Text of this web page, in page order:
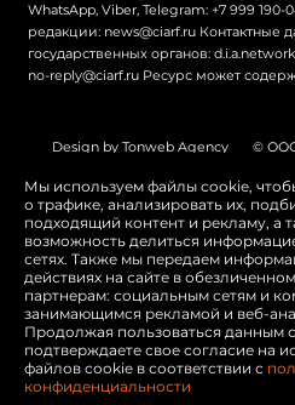
WhatsApp, Viber, Telegram: +7 999
редакции: news@ciarf.ru Контактные
государственных органов:
no-reply@ciarf.ru Ресурс может
Design by Tonweb Agency ©
Политика конфиденциальности
Switch to English
Мы используем файлы cookie,
о трафике, анализировать их,
подходящий контент и рекламу, а
возможность делиться
сетях. Также мы передаем
действиях на сайте в
партнерам: социальным сетям и
занимающимся рекламой и веб-
Продолжая пользоваться данным
подтверждаете свое согласие на
файлов cookie в соответствии с
конфиденциальности